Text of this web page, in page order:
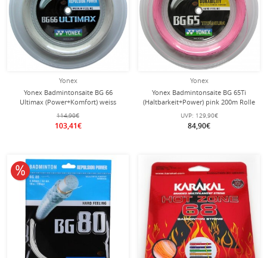
Yonex
Yonex Badmintonsaite BG 66
Ultimax (Power+Komfort) weiss
200m Rolle
114,90€
103,41€
Yonex
Yonex Badmintonsaite BG 65Ti
(Haltbarkeit+Power) pink 200m Rolle
UVP: 129,90€
84,90€
10% reduziert